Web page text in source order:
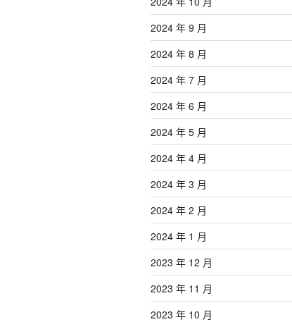
2024 年 9 月
2024 年 8 月
2024 年 7 月
2024 年 6 月
2024 年 5 月
2024 年 4 月
2024 年 3 月
2024 年 2 月
2024 年 1 月
2023 年 12 月
2023 年 11 月
2023 年 10 月